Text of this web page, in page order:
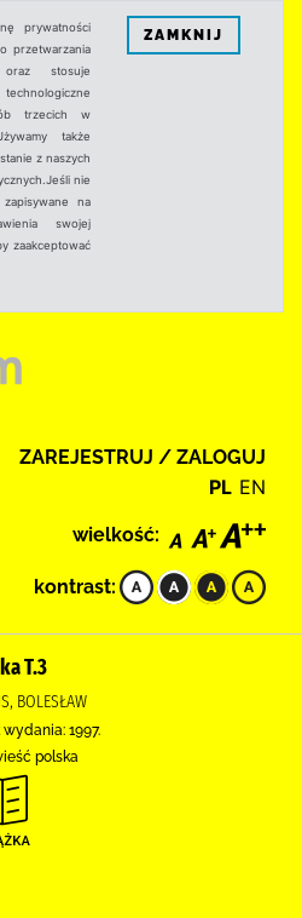
prywatności
przetwarzania
stosuje
trzecich w
także
z naszych
nie
na
swojej
zaakceptować
ZAMKNIJ
ZAREJESTRUJ / ZALOGUJ
PL EN
wielkość:
kontrast:
T.3
BOLESŁAW
wydania: 1997.
polska